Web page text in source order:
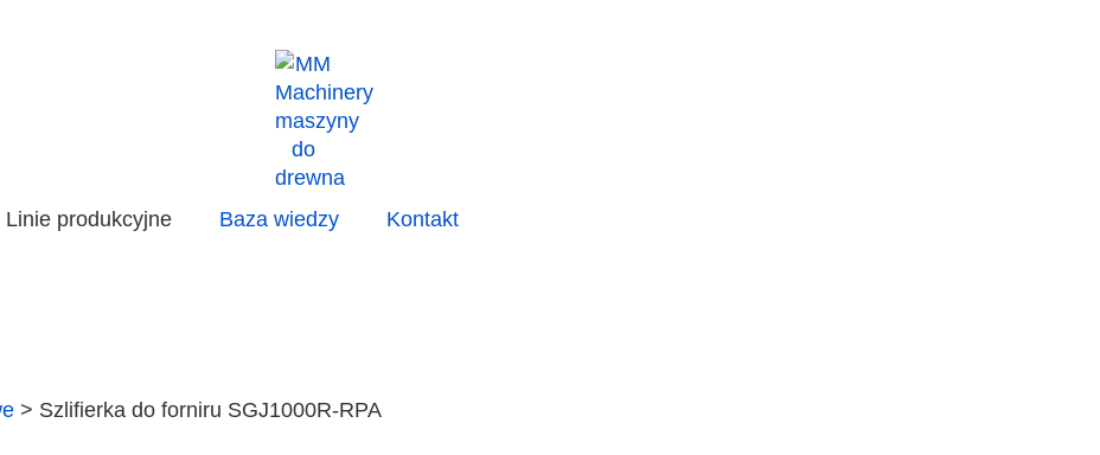
Linie produkcyjne Baza wiedzy Kontakt
> Szlifierka do forniru SGJ1000R-RPA